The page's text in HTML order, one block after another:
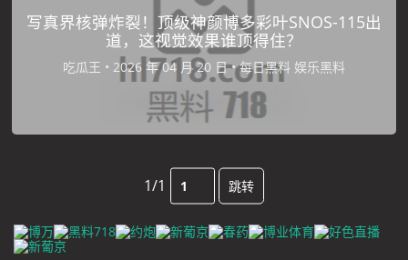
写真界核弹炸裂！顶级神颜博多彩叶SNOS-115出
道，这视觉效果谁顶得住？
吃瓜王 • •每日黑料 娱乐黑料
1/1 跳转